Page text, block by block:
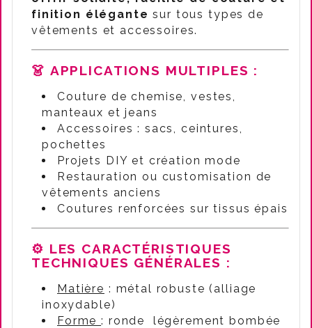
finition élégante sur tous types de
vêtements et accessoires.
👗 APPLICATIONS MULTIPLES :
Couture de chemise, vestes,
manteaux et jeans
Accessoires : sacs, ceintures,
pochettes
Projets DIY et création mode
Restauration ou customisation de
vêtements anciens
Coutures renforcées sur tissus épais
⚙️ LES CARACTÉRISTIQUES
TECHNIQUES GÉNÉRALES :
Matière : métal robuste (alliage
inoxydable)
Forme: ronde légèrement bombée